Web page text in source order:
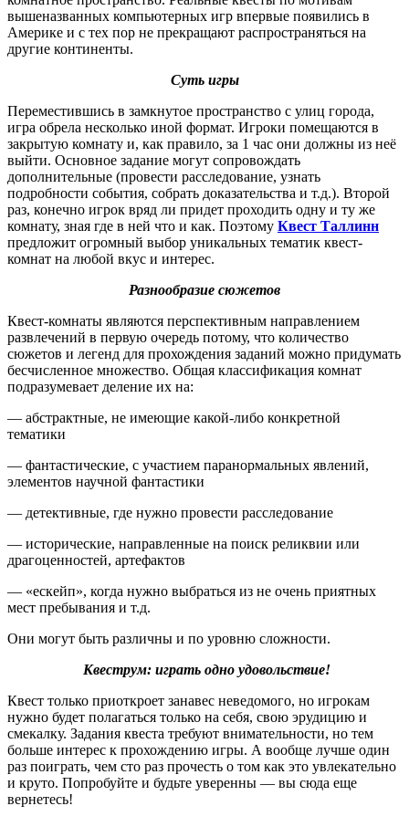
вышеназванных компьютерных игр впервые появились в
Америке и с тех пор не прекращают распространяться на
другие континенты.
Суть игры
Переместившись в замкнутое пространство с улиц города,
игра обрела несколько иной формат. Игроки помещаются в
закрытую комнату и, как правило, за 1 час они должны из неё
выйти. Основное задание могут сопровождать
дополнительные (провести расследование, узнать
подробности события, собрать доказательства и т.д.). Второй
раз, конечно игрок вряд ли придет проходить одну и ту же
комнату, зная где в ней что и как. Поэтому Квест Таллинн
предложит огромный выбор уникальных тематик квест-
комнат на любой вкус и интерес.
Разнообразие сюжетов
Квест-комнаты являются перспективным направлением
развлечений в первую очередь потому, что количество
сюжетов и легенд для прохождения заданий можно придумать
бесчисленное множество. Общая классификация комнат
подразумевает деление их на:
— абстрактные, не имеющие какой-либо конкретной
тематики
— фантастические, с участием паранормальных явлений,
элементов научной фантастики
— детективные, где нужно провести расследование
— исторические, направленные на поиск реликвии или
драгоценностей, артефактов
— «ескейп», когда нужно выбраться из не очень приятных
мест пребывания и т.д.
Они могут быть различны и по уровню сложности.
Квеструм: играть одно удовольствие!
Квест только приоткроет занавес неведомого, но игрокам
нужно будет полагаться только на себя, свою эрудицию и
смекалку. Задания квеста требуют внимательности, но тем
больше интерес к прохождению игры. А вообще лучше один
раз поиграть, чем сто раз прочесть о том как это увлекательно
и круто. Попробуйте и будьте уверенны — вы сюда еще
вернетесь!